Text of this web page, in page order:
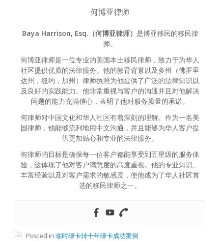
何博亚律师
Baya Harrison, Esq.（何博亚律师） 是博亚移民的移民律
师。
何博亚律师是一位专业的美国本土移民律师，致力于为华人
社区提供优质的法律服务。他的教育背景以及多州（佛罗里
达州，纽约，加州）律师执照为他提供了广泛的法律知识以
及良好的实践能力。他非常重视与客户的沟通并且对他解决
问题的能力充满信心，表明了他对服务质量的承诺。
何律师对中国文化和华人社区有着深刻的理解。作为一名美
国律师，他能够流利地用中文沟通，并且能够为华人客户提
供更加贴心和专业的法律服务。
何律师的目标是确保每一位客户都能享受到五星级的服务体
验，这体现了他对客户满意度的高度重视。他的专业知识、
丰富经验以及对客户需求的敏感度，使他成为了华人社区首
选的移民律师之一。
Posted in 临时绿卡转十年绿卡成功案例